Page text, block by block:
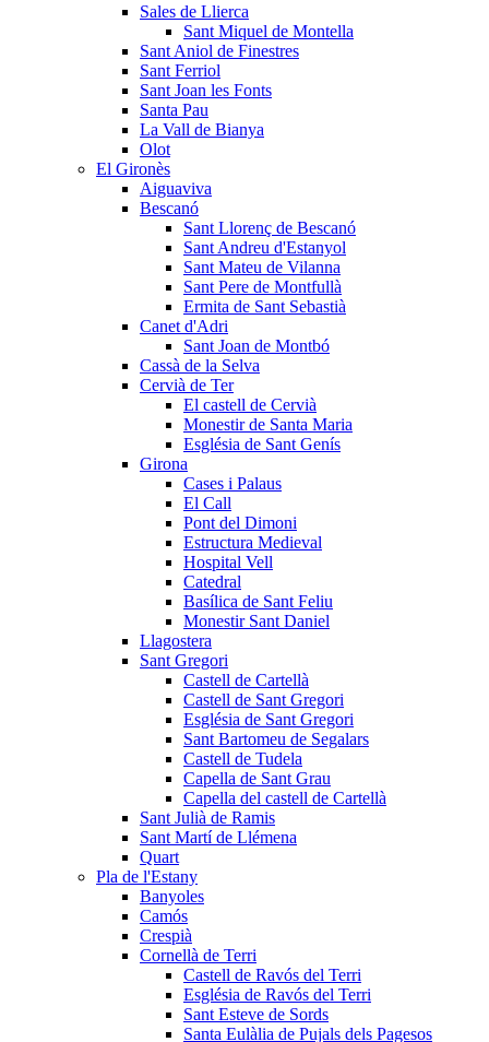
Sales de Llierca
Sant Miquel de Montella
Sant Aniol de Finestres
Sant Ferriol
Sant Joan les Fonts
Santa Pau
La Vall de Bianya
Olot
El Gironès
Aiguaviva
Bescanó
Sant Llorenç de Bescanó
Sant Andreu d'Estanyol
Sant Mateu de Vilanna
Sant Pere de Montfullà
Ermita de Sant Sebastià
Canet d'Adri
Sant Joan de Montbó
Cassà de la Selva
Cervià de Ter
El castell de Cervià
Monestir de Santa Maria
Església de Sant Genís
Girona
Cases i Palaus
El Call
Pont del Dimoni
Estructura Medieval
Hospital Vell
Catedral
Basílica de Sant Feliu
Monestir Sant Daniel
Llagostera
Sant Gregori
Castell de Cartellà
Castell de Sant Gregori
Església de Sant Gregori
Sant Bartomeu de Segalars
Castell de Tudela
Capella de Sant Grau
Capella del castell de Cartellà
Sant Julià de Ramis
Sant Martí de Llémena
Quart
Pla de l'Estany
Banyoles
Camós
Crespià
Cornellà de Terri
Castell de Ravós del Terri
Església de Ravós del Terri
Sant Esteve de Sords
Santa Eulàlia de Pujals dels Pagesos